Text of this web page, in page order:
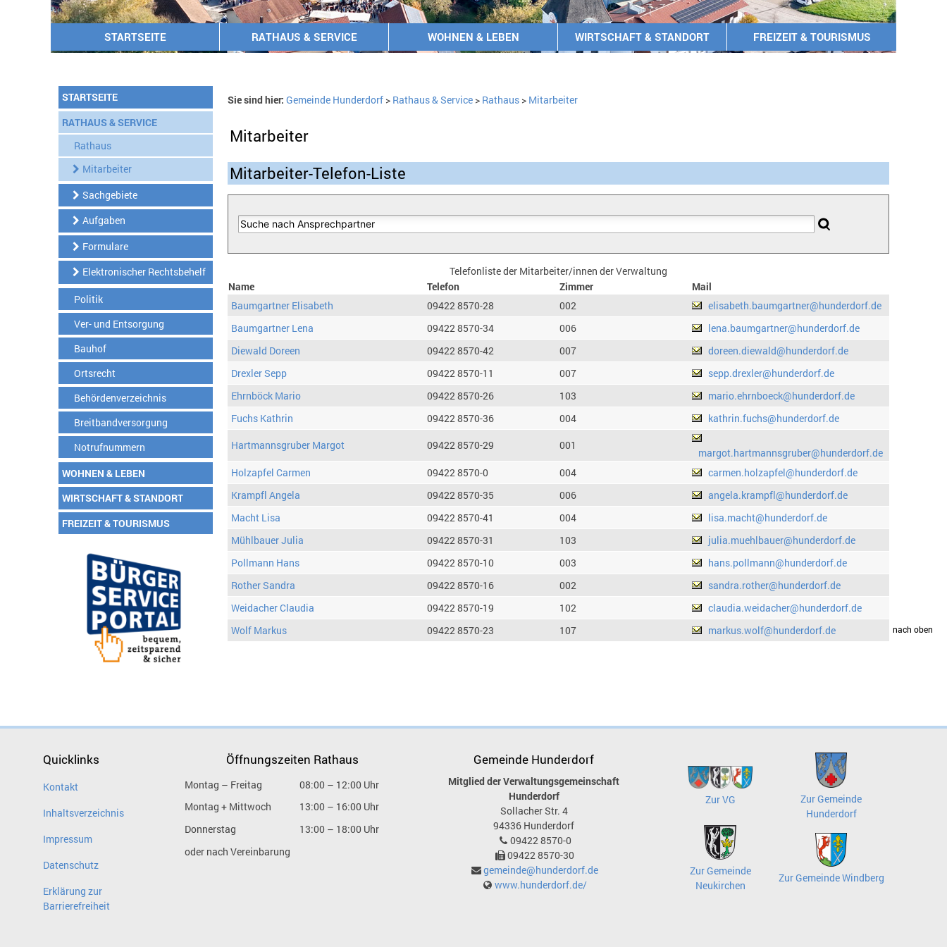
STARTSEITE RATHAUS & SERVICE WOHNEN & LEBEN WIRTSCHAFT & STANDORT FREIZEIT & TOURISMUS
STARTSEITE
RATHAUS & SERVICE
Rathaus
Mitarbeiter
Sachgebiete
Aufgaben
Formulare
Elektronischer Rechtsbehelf
Politik
Ver- und Entsorgung
Bauhof
Ortsrecht
Behördenverzeichnis
Breitbandversorgung
Notrufnummern
WOHNEN & LEBEN
WIRTSCHAFT & STANDORT
FREIZEIT & TOURISMUS
Sie sind hier: Gemeinde Hunderdorf> Rathaus & Service> Rathaus> Mitarbeiter
Mitarbeiter
Mitarbeiter-Telefon-Liste
Telefonliste der Mitarbeiter/innen der Verwaltung
Name
Telefon Zimmer
Mail
Baumgartner Elisabeth
09422 8570-28 002
elisabeth.baumgartner@hunderdorf.de
Baumgartner Lena
09422 8570-34 006
lena.baumgartner@hunderdorf.de
Diewald Doreen
09422 8570-42 007
doreen.diewald@hunderdorf.de
Drexler Sepp
09422 8570-11 007
sepp.drexler@hunderdorf.de
Ehrnböck Mario
09422 8570-26 103
mario.ehrnboeck@hunderdorf.de
Fuchs Kathrin
09422 8570-36 004
kathrin.fuchs@hunderdorf.de
Hartmannsgruber Margot
09422 8570-29 001
margot.hartmannsgruber@hunderdorf.de
Holzapfel Carmen
09422 8570-0 004
carmen.holzapfel@hunderdorf.de
Krampfl Angela
09422 8570-35 006
angela.krampfl@hunderdorf.de
Macht Lisa
09422 8570-41 004
lisa.macht@hunderdorf.de
Mühlbauer Julia
09422 8570-31 103
julia.muehlbauer@hunderdorf.de
Pollmann Hans
09422 8570-10 003
hans.pollmann@hunderdorf.de
Rother Sandra
09422 8570-16 002
sandra.rother@hunderdorf.de
Weidacher Claudia
09422 8570-19 102
claudia.weidacher@hunderdorf.de
Wolf Markus
09422 8570-23 107 markus.wolf@hunderdorf.dedrucken nach oben
Quicklinks
Kontakt
Inhaltsverzeichnis
Impressum
Datenschutz
Erklärung zur
Barrierefreiheit
Öffnungszeiten Rathaus
Montag – Freitag
08:00 – 12:00 Uhr
Montag + Mittwoch
13:00 – 16:00 Uhr
Donnerstag
13:00 – 18:00 Uhr
oder nach Vereinbarung
Gemeinde Hunderdorf
Mitglied der Verwaltungsgemeinschaft
Hunderdorf
Sollacher Str. 4
94336 Hunderdorf
09422 8570-0
09422 8570-30
gemeinde@hunderdorf.de
www.hunderdorf.de/
Zur VG
Zur Gemeinde
Hunderdorf
Zur Gemeinde
Neukirchen
Zur Gemeinde Windberg